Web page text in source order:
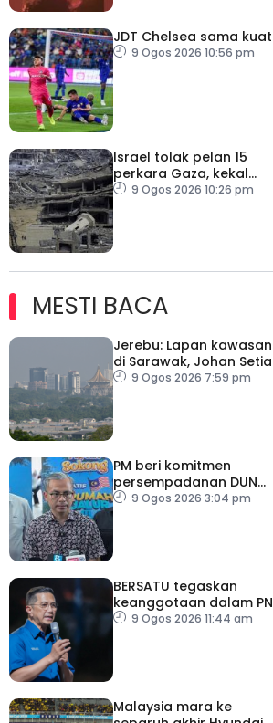
JDT Chelsea sama kuat
9 Ogos 2026 10:56 pm
Israel tolak pelan 15
perkara Gaza, kekal
desak Hamas lucut
9 Ogos 2026 10:26 pm
MESTI BACA
Jerebu: Lapan kawasan
di Sarawak, Johan Setia
di Selangor catat IPU
9 Ogos 2026 7:59 pm
PM beri komitmen
persempadanan DUN
Sarawak, minta laporan
9 Ogos 2026 3:04 pm
BERSATU tegaskan
keanggotaan dalam PN
masih sah
9 Ogos 2026 11:44 am
Malaysia mara ke